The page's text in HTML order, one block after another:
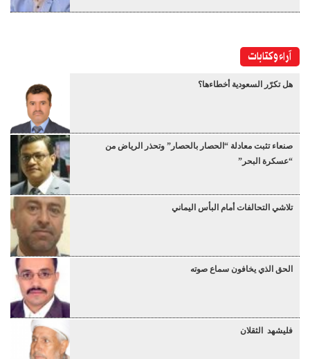
آراء وكتابات
هل تكرّر السعودية أخطاءها؟
صنعاء تثبت معادلة “الحصار بالحصار” وتحذر الرياض من
“عسكرة البحر”
تلاشي التحالفات أمام البأس اليماني
الحق الذي يخافون سماع صوته
فليشهد الثقلان